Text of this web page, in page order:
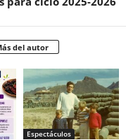
del autor
Espectáculos